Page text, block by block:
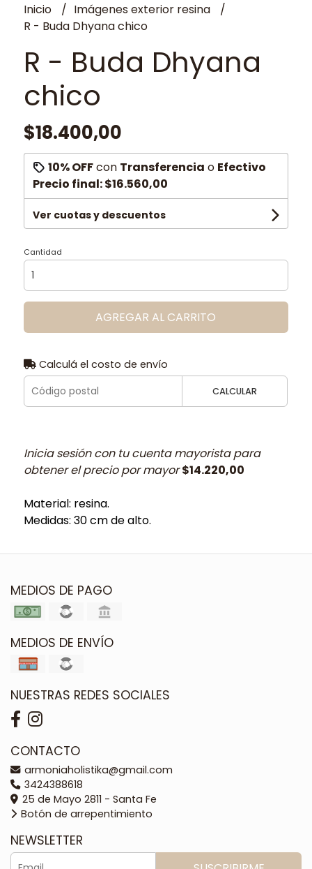
Inicio
Imágenes exterior resina
R - Buda Dhyana chico
R - Buda Dhyana
chico
$18.400,00
10% OFFcon Transferencia o Efectivo
Precio final:$16.560,00
Ver cuotas y descuentos
Cantidad
AGREGAR AL CARRITO
Calculá el costo de envío
CALCULAR
Inicia sesión con tu cuenta mayorista para
obtener el precio por mayor$14.220,00
Material: resina.
Medidas: 30 cm de alto.
MEDIOS DE PAGO
MEDIOS DE ENVÍO
NUESTRAS REDES SOCIALES
CONTACTO
armoniaholistika@gmail.com
3424388618
25 de Mayo 2811 - Santa Fe
Botón de arrepentimiento
NEWSLETTER